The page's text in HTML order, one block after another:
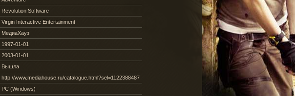
Revolution Software
Virgin Interactive Entertainment
МедиаХауз
1997-01-01
2003-01-01
Вышла
http://www.mediahouse.ru/catalogue.html?sel=1122388487
PC (Windows)